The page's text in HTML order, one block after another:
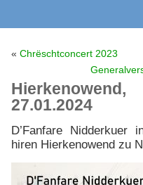
« Chrëschtconcert 2023
27.01.2024
D’Fanfare Nidderkuer
hiren Hierkenowend zu